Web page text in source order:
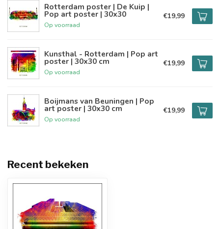
Rotterdam poster | De Kuip |
Pop art poster | 30x30
Op voorraad
€19,99
Kunsthal - Rotterdam | Pop art
poster | 30x30 cm
Op voorraad
€19,99
Boijmans van Beuningen | Pop
art poster | 30x30 cm
Op voorraad
€19,99
Recent bekeken